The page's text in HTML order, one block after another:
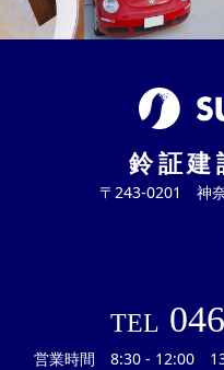
鈴証建
〒243-0201 神
TEL
営業時間 8:30 - 12:00